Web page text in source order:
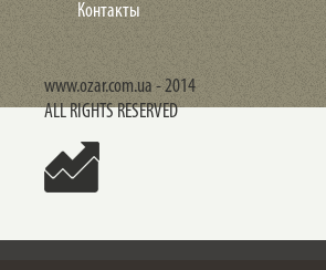
Контакты
www.ozar.com.ua - 2014
ALL RIGHTS RESERVED